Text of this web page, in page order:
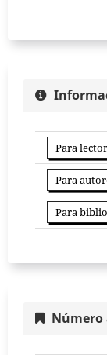
Para
Para
Para
Número